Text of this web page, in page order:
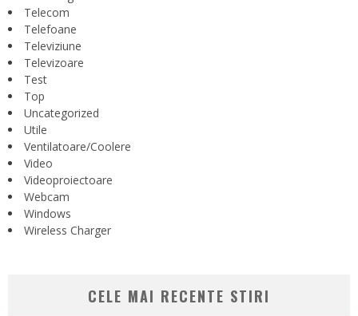
Telecom
Telefoane
Televiziune
Televizoare
Test
Top
Uncategorized
Utile
Ventilatoare/Coolere
Video
Videoproiectoare
Webcam
Windows
Wireless Charger
CELE MAI RECENTE STIRI